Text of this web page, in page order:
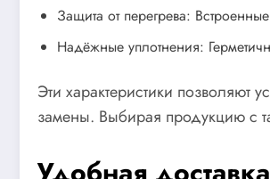
Защита от перегрева:
Надёжные уплотнения:
Эти характеристики позволяют
замены. Выбирая продукцию с